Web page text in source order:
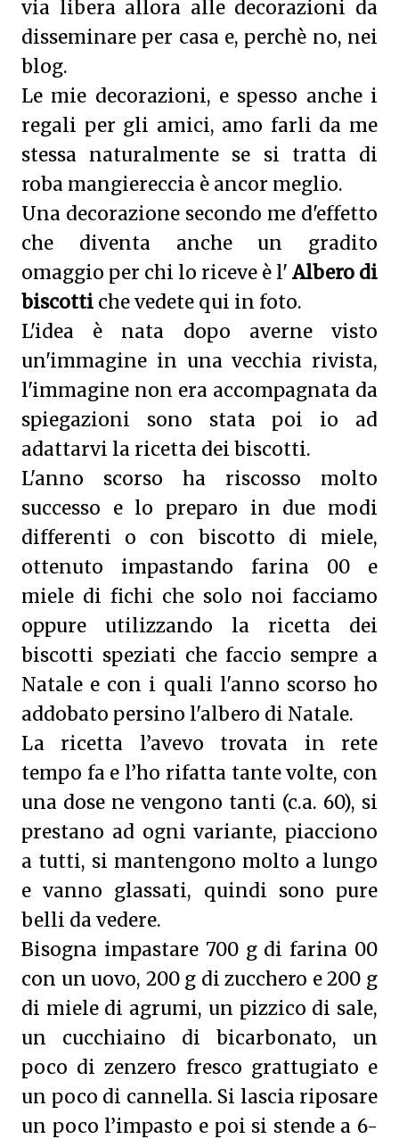
via libera allora alle decorazioni da
disseminare per casa e, perchè no, nei
blog.
Le mie decorazioni, e spesso anche i
regali per gli amici, amo farli da me
stessa naturalmente se si tratta di
roba mangiereccia è ancor meglio.
Una decorazione secondo me d'effetto
che diventa anche un gradito
omaggio per chi lo riceve è l' Albero di
biscotti che vedete qui in foto.
L'idea è nata dopo averne visto
un'immagine in una vecchia rivista,
l'immagine non era accompagnata da
spiegazioni sono stata poi io ad
adattarvi la ricetta dei biscotti.
L'anno scorso ha riscosso molto
successo e lo preparo in due modi
differenti o con biscotto di miele,
ottenuto impastando farina 00 e
miele di fichi che solo noi facciamo
oppure utilizzando la ricetta dei
biscotti speziati che faccio sempre a
Natale e con i quali l'anno scorso ho
addobato persino l'albero di Natale.
La ricetta l’avevo trovata in rete
tempo fa e l’ho rifatta tante volte, con
una dose ne vengono tanti (c.a. 60), si
prestano ad ogni variante, piacciono
a tutti, si mantengono molto a lungo
e vanno glassati, quindi sono pure
belli da vedere.
Bisogna impastare 700 g di farina 00
con un uovo, 200 g di zucchero e 200 g
di miele di agrumi, un pizzico di sale,
un cucchiaino di bicarbonato, un
poco di zenzero fresco grattugiato e
un poco di cannella. Si lascia riposare
un poco l’impasto e poi si stende a 6-